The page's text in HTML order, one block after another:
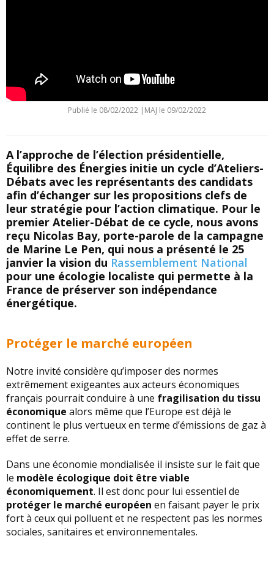
Publié le 08/02/2022 MAJ le 09/02/2022
A l’approche de l’élection présidentielle,
Équilibre des Énergies initie un cycle d’Ateliers-
Débats avec les représentants des candidats
afin d’échanger sur les propositions clefs de
leur stratégie pour l’action climatique. Pour le
premier Atelier-Débat de ce cycle, nous avons
reçu Nicolas Bay, porte-parole de la campagne
de Marine Le Pen, qui nous a présenté le 25
janvier la vision du Rassemblement National
pour une écologie localiste qui permette à la
France de préserver son indépendance
énergétique.
Protéger le marché européen
Notre invité considère qu’imposer des normes
extrêmement exigeantes aux acteurs économiques
français pourrait conduire à une fragilisation du tissu
économique alors même que l’Europe est déjà le
continent le plus vertueux en terme d’émissions de gaz à
effet de serre.
Dans une économie mondialisée il insiste sur le fait que
le modèle écologique doit être viable
économiquement. Il est donc pour lui essentiel de
protéger le marché européen en faisant payer le prix
fort à ceux qui polluent et ne respectent pas les normes
sociales, sanitaires et environnementales.